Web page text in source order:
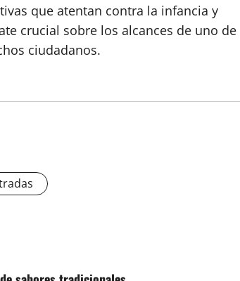
que atentan contra la infancia y
crucial sobre los alcances de uno de
ciudadanos.